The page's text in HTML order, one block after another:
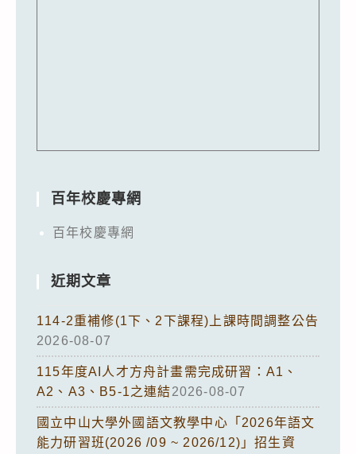
百年校慶專網
百年校慶專網
近期文章
114-2重補修(1下、2下課程)上課時間調整公告
2026-08-07
115年度AI人才方舟計畫需完成研習：A1、
A2、A3、B5-1之連結2026-08-07
國立中山大學外國語文教學中心「2026年語文
能力研習班(2026 /09 ~ 2026/12)」招生資